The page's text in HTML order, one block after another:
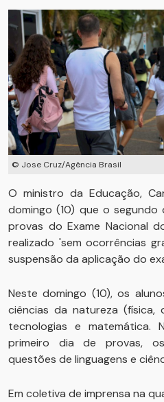
© Jose Cruz/Agência Brasil
O ministro da Educação,
domingo (10) que o
provas do Exame Nacional
realizado 'sem ocorrências
suspensão da aplicação do
Neste domingo (10), os
ciências da natureza (física,
tecnologias e matemática.
primeiro dia de provas,
questões de linguagens e
Em coletiva de imprensa na